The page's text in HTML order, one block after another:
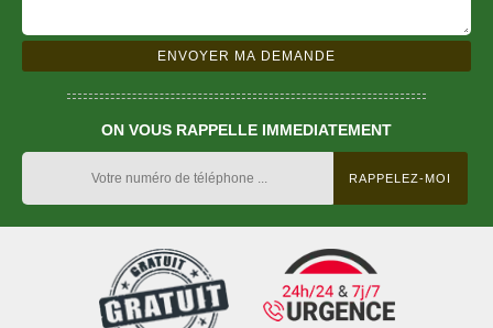
ON VOUS RAPPELLE IMMEDIATEMENT